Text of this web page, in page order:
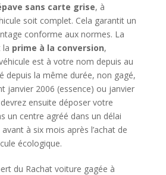
sans carte grise, à
soit complet. Cela garantit un
conforme aux normes. La
la prime à la conversion,
est à votre nom depuis au
depuis la même durée, non gagé,
janvier 2006 (essence) ou janvier
ensuite déposer votre
un centre agréé dans un délai
à six mois après l’achat de
écologique.
du Rachat voiture gagée à